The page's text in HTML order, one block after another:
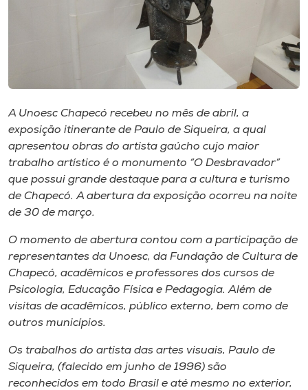
Store
Selecione
o idioma
A Unoesc Chapecó recebeu no mês de abril, a
exposição itinerante de Paulo de Siqueira, a qual
apresentou obras do artista gaúcho cujo maior
trabalho artístico é o monumento “O Desbravador”
que possui grande destaque para a cultura e turismo
de Chapecó. A abertura da exposição ocorreu na noite
de 30 de março.
O momento de abertura contou com a participação de
representantes da Unoesc, da Fundação de Cultura de
Chapecó, acadêmicos e professores dos cursos de
Psicologia, Educação Física e Pedagogia. Além de
visitas de acadêmicos, público externo, bem como de
outros municípios.
Os trabalhos do artista das artes visuais, Paulo de
Siqueira, (falecido em junho de 1996) são
reconhecidos em todo Brasil e até mesmo no exterior,